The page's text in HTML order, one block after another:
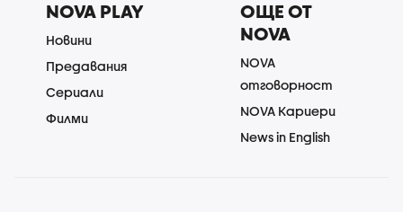
NOVA PLAY
Новини
Предавания
Сериали
Филми
ОЩЕ ОТ
NOVA
NOVA
отговорност
NOVA Кариери
News in English